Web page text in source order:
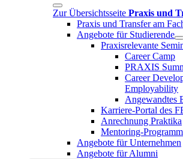
Zur Übersichtsseite Praxis und
Praxis und Transfer am
Angebote für Studierende
Praxisrelevante
Career Camp
PRAXIS
Career
Employability
Angewandtes
Karriere-Portal des
Anrechnung Praktika
Mentoring-
Angebote für Unternehmen
Angebote für Alumni